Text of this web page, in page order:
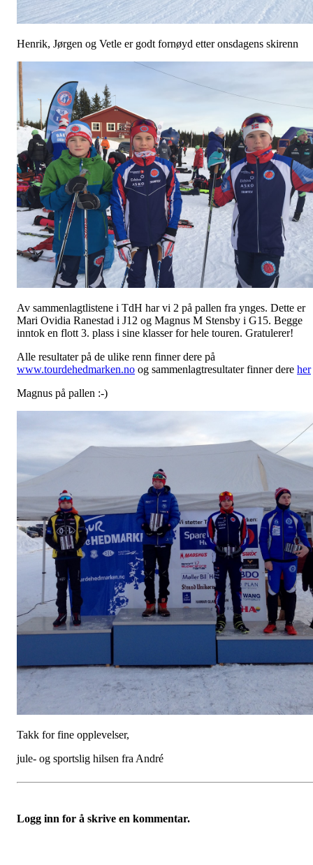
Henrik, Jørgen og Vetle er godt fornøyd etter onsdagens skirenn
Av sammenlagtlistene i TdH har vi 2 på pallen fra ynges. Dette er
Mari Ovidia Ranestad i J12 og Magnus M Stensby i G15. Begge
inntok en flott 3. plass i sine klasser for hele touren. Gratulerer!
Alle resultater på de ulike renn finner dere på
www.tourdehedmarken.no og sammenlagtresultater finner dere her
Magnus på pallen :-)
Takk for fine opplevelser,
jule- og sportslig hilsen fra André
Logg inn for å skrive en kommentar.